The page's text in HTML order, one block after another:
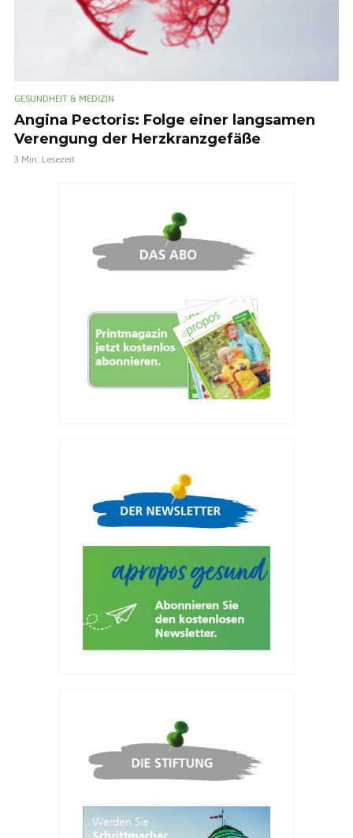
GESUNDHEIT & MEDIZIN
Angina Pectoris: Folge einer langsamen
Verengung der Herzkranzgefäße
3 Min. Lesezeit